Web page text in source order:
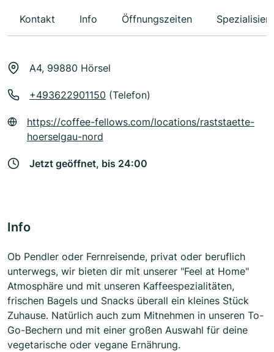
Kontakt Info Öffnungszeiten
A4, 99880 Hörsel
+493622901150 (Telefon)
https://coffee-fellows.com/locations/raststaette-
hoerselgau-nord
Jetzt geöffnet, bis 24:00
Info
Ob Pendler oder Fernreisende, privat oder beruflich
unterwegs, wir bieten dir mit unserer "Feel at Home"
Atmosphäre und mit unseren Kaffeespezialitäten,
frischen Bagels und Snacks überall ein kleines Stück
Zuhause. Natürlich auch zum Mitnehmen in unseren To-
Go-Bechern und mit einer großen Auswahl für deine
vegetarische oder vegane Ernährung.